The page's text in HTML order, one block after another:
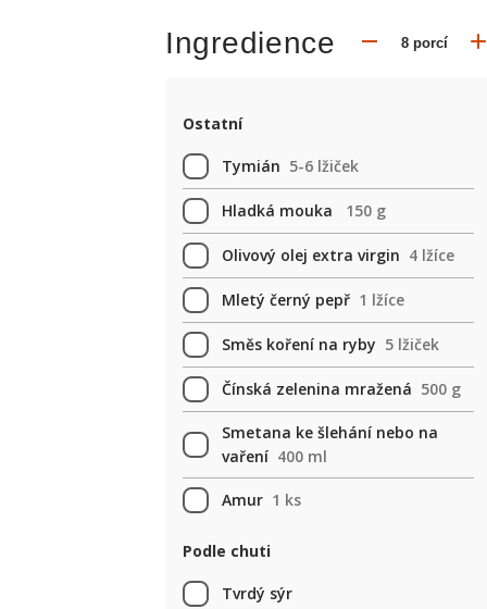
Ingredience
Ostatní
Tymián 5-6 lžiček
Hladká mouka 150 g
Olivový olej extra virgin 4 lžíce
Mletý černý pepř 1 lžíce
Směs koření na ryby 5 lžiček
Čínská zelenina mražená 500 g
Smetana ke šlehání nebo na
vaření 400 ml
Amur 1 ks
Podle chuti
Tvrdý sýr